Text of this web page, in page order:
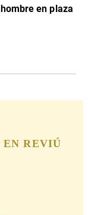
en plaza